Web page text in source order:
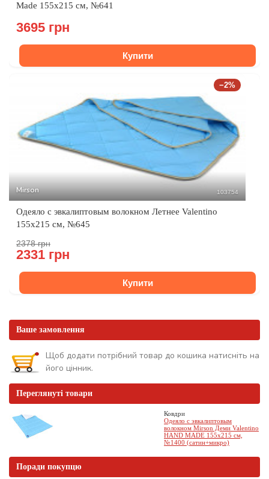
Made 155x215 см, №641
3695 грн
Купити
−2%
Mirson 103754
Одеяло с эвкалиптовым волокном Летнее Valentino
155x215 см, №645
2378 грн
2331 грн
Купити
Ваше замовлення
Щоб додати потрібний товар до кошика натисніть на
його цінник.
Переглянуті товари
Ковдри
Одеяло с эвкалиптовым
волокном Mirson Деми Valentino
HAND MADE 155x215 см,
№1400 (сатин+микро)
Поради покупцю